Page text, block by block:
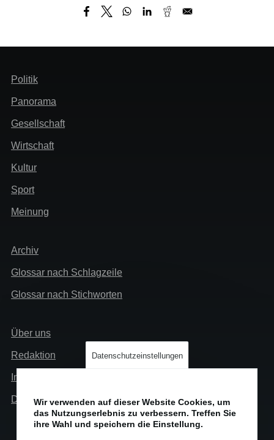
Header
Menü
Politik
Panorama
Gesellschaft
Wirtschaft
Kultur
Sport
Meinung
Extra
Archiv
Glossar nach Schlagzeile
Glossar nach Stichworten
Links
Info
Über uns
Redaktion
Impressum
Datenschutz
Datenschutzeinstellungen
Wir verwenden auf dieser Website Cookies, um
das Nutzungserlebnis zu verbessern. Treffen Sie
ihre Wahl und speichern die Einstellung.